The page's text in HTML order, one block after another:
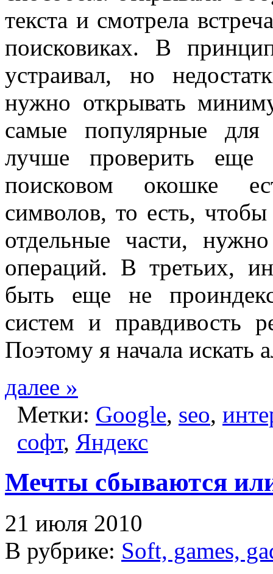
текста и смотрела
поисковиках. В
устраивал, но
нужно открывать
самые популярные
лучше проверить еще
поисковом окошке
символов, то есть,
отдельные части,
операций. В третьих,
быть еще не
систем и правдивость
Поэтому я начала искать
далее »
Метки: Google, seo,
софт, Яндекс
Мечты сбываются
21 июля 2010
В рубрике: Soft, games,